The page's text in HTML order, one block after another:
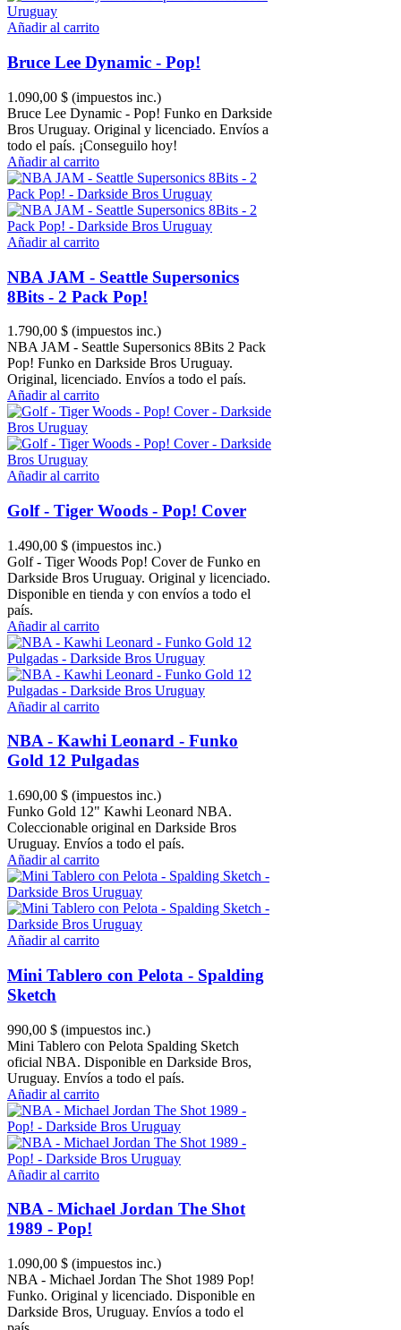
Añadir al carrito
Bruce Lee Dynamic - Pop!
1.090,00 $ (impuestos inc.)
Bruce Lee Dynamic - Pop! Funko en Darkside
Bros Uruguay. Original y licenciado. Envíos a
todo el país. ¡Conseguilo hoy!
Añadir al carrito
Añadir al carrito
NBA JAM - Seattle Supersonics
8Bits - 2 Pack Pop!
1.790,00 $ (impuestos inc.)
NBA JAM - Seattle Supersonics 8Bits 2 Pack
Pop! Funko en Darkside Bros Uruguay.
Original, licenciado. Envíos a todo el país.
Añadir al carrito
Añadir al carrito
Golf - Tiger Woods - Pop! Cover
1.490,00 $ (impuestos inc.)
Golf - Tiger Woods Pop! Cover de Funko en
Darkside Bros Uruguay. Original y licenciado.
Disponible en tienda y con envíos a todo el
país.
Añadir al carrito
Añadir al carrito
NBA - Kawhi Leonard - Funko
Gold 12 Pulgadas
1.690,00 $ (impuestos inc.)
Funko Gold 12" Kawhi Leonard NBA.
Coleccionable original en Darkside Bros
Uruguay. Envíos a todo el país.
Añadir al carrito
Añadir al carrito
Mini Tablero con Pelota - Spalding
Sketch
990,00 $ (impuestos inc.)
Mini Tablero con Pelota Spalding Sketch
oficial NBA. Disponible en Darkside Bros,
Uruguay. Envíos a todo el país.
Añadir al carrito
Añadir al carrito
NBA - Michael Jordan The Shot
1989 - Pop!
1.090,00 $ (impuestos inc.)
NBA - Michael Jordan The Shot 1989 Pop!
Funko. Original y licenciado. Disponible en
Darkside Bros, Uruguay. Envíos a todo el